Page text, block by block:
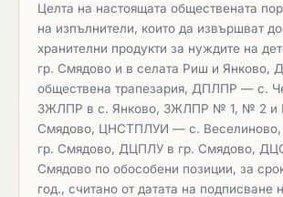
Целта на настоящата обществената
на изпълнители, които да извършват
хранителни продукти за нуждите на
гр. Смядово и в селата Риш и Янково,
обществена трапезария, ДПЛПР — с.
ЗЖЛПР в с. Янково, ЗЖЛПР № 1, № 2 и
Смядово, ЦНСТПЛУИ — с.
гр. Смядово, ДЦПЛУ в гр. Смядово,
Смядово по обособени позиции, за
год., считано от датата на подписване